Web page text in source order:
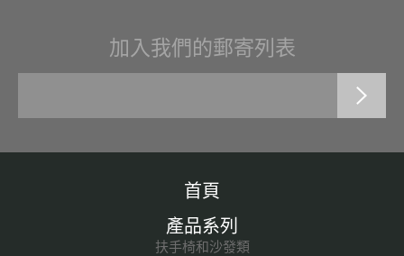
加入我們的郵寄列表
首頁
產品系列
扶手椅和沙發類